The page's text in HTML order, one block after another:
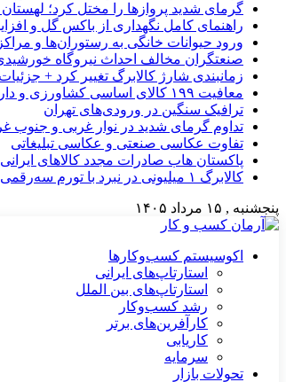
گرمای شدید پروازها را مختل کرد؛
راهنمای کامل نگهداری از باکس گل و
ورود حیوانات خانگی به رستوران‌ها و
صنعتگران مخالف احداث نیروگاه
زمانبندی شارژ کالابرگ تغییر کرد + جزئیات
معافیت ۱۹۹ کالای اساسی کشاورزی و دارو از پرداخت عوارض ۱.۲ درصدی واردات
ترافیک سنگین در ورودی‌های تهران
تداوم گرمای شدید در نوار غربی و جنوب غرب؛
تفاوت عکاسی صنعتی و عکاسی تبلیغاتی
پاکستان هاب صادرات مجدد کالاهای ایرانی
کالابرگ ۱ میلیونی در نبرد با تورم سه‌رقمی
پنجشنبه , ۱۵ مرداد ۱۴۰۵
اکوسیستم کسب‌وکارها
استارتاپ‌های ایرانی
استارتاپ‌های بین الملل
رشد کسب‌وکار
کارآفرین‌های برتر
کاریابی
سرمایه
تحولات بازار